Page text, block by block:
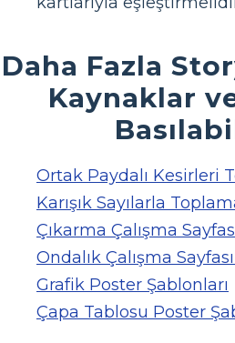
Daha Fazla
Kaynaklar
Ortak Paydalı Kesirleri
Karışık Sayılarla
Çıkarma Çalışma
Ondalık Çalışma
Grafik Poster Şablonları
Çapa Tablosu Poster